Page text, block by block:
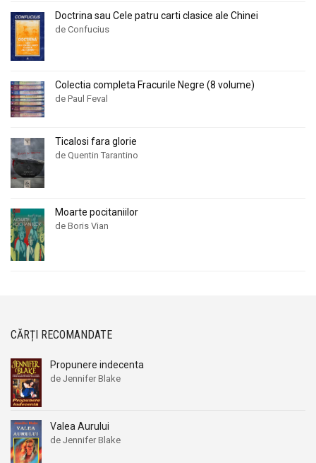
Doctrina sau Cele patru carti clasice ale Chinei
de Confucius
Colectia completa Fracurile Negre (8 volume)
de Paul Feval
Ticalosi fara glorie
de Quentin Tarantino
Moarte pocitaniilor
de Boris Vian
CĂRȚI RECOMANDATE
Propunere indecenta
de Jennifer Blake
Valea Aurului
de Jennifer Blake